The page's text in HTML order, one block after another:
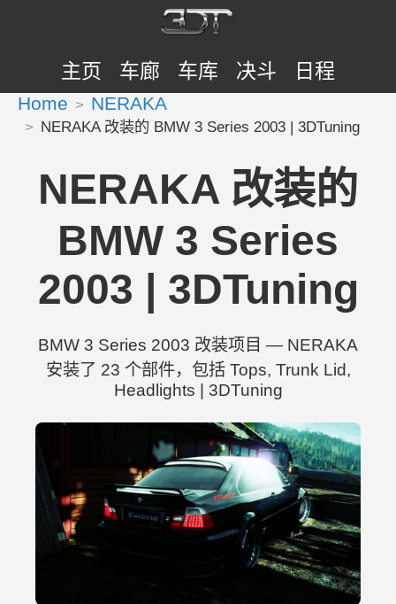
主页 车廊 车库 决斗 日程
Home NERAKA
NERAKA 改装的 BMW 3 Series 2003 | 3DTuning
NERAKA 改装的
BMW 3 Series
2003 | 3DTuning
BMW 3 Series 2003 改装项目 — NERAKA
安装了 23 个部件，包括 Tops, Trunk Lid,
Headlights | 3DTuning